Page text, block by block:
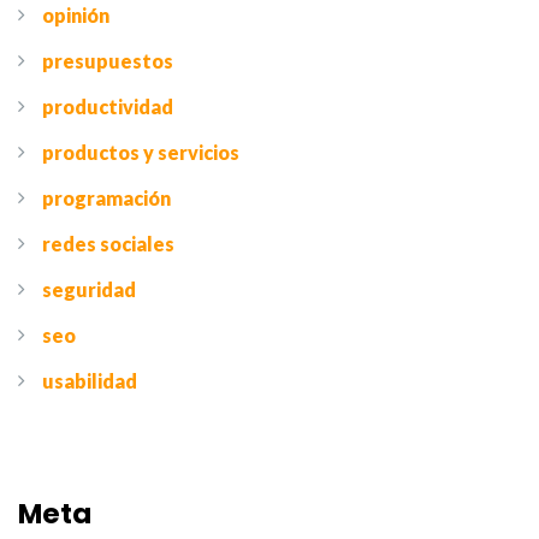
opinión
presupuestos
productividad
productos y servicios
programación
redes sociales
seguridad
seo
usabilidad
Meta